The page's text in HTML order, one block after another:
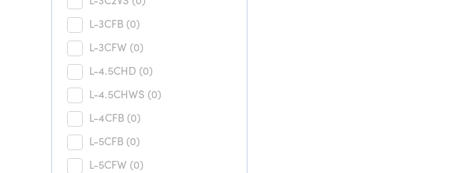
L-3CFB (0)
L-3CFW (0)
L-4.5CHD (0)
L-4.5CHWS (0)
L-4CFB (0)
L-5CFB (0)
L-5CFW (0)